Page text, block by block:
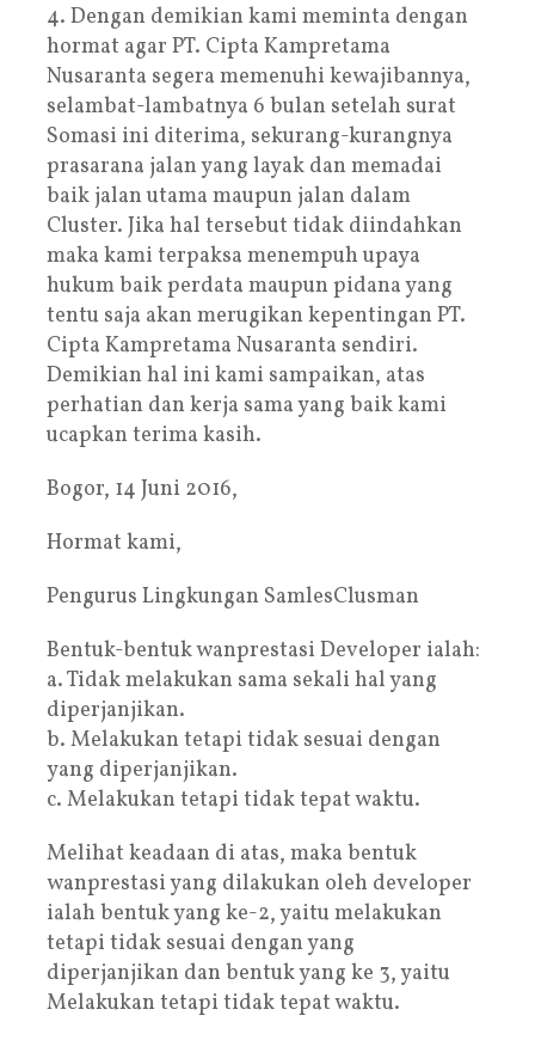
4. Dengan demikian kami meminta dengan
hormat agar PT. Cipta Kampretama
Nusaranta segera memenuhi kewajibannya,
selambat-lambatnya 6 bulan setelah surat
Somasi ini diterima, sekurang-kurangnya
prasarana jalan yang layak dan memadai
baik jalan utama maupun jalan dalam
Cluster. Jika hal tersebut tidak diindahkan
maka kami terpaksa menempuh upaya
hukum baik perdata maupun pidana yang
tentu saja akan merugikan kepentingan PT.
Cipta Kampretama Nusaranta sendiri.
Demikian hal ini kami sampaikan, atas
perhatian dan kerja sama yang baik kami
ucapkan terima kasih.
Bogor, 14 Juni 2016,
Hormat kami,
Pengurus Lingkungan SamlesClusman
Bentuk-bentuk wanprestasi Developer ialah:
a. Tidak melakukan sama sekali hal yang
diperjanjikan.
b. Melakukan tetapi tidak sesuai dengan
yang diperjanjikan.
c. Melakukan tetapi tidak tepat waktu.
Melihat keadaan di atas, maka bentuk
wanprestasi yang dilakukan oleh developer
ialah bentuk yang ke-2, yaitu melakukan
tetapi tidak sesuai dengan yang
diperjanjikan dan bentuk yang ke 3, yaitu
Melakukan tetapi tidak tepat waktu.